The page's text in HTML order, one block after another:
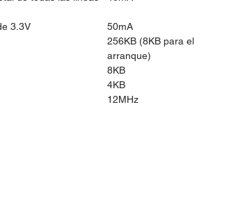
3.3V
50mA
256KB (8KB para el
arranque)
8KB
4KB
12MHz